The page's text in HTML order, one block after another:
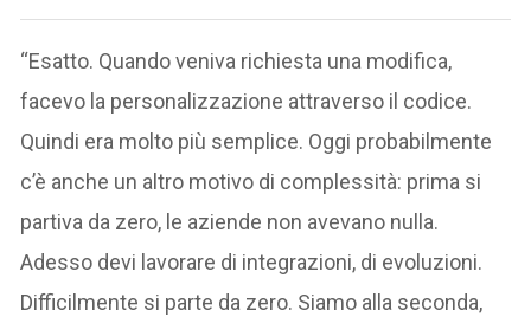
“Esatto. Quando veniva richiesta una modifica,
facevo la personalizzazione attraverso il codice.
Quindi era molto più semplice. Oggi probabilmente
c’è anche un altro motivo di complessità: prima si
partiva da zero, le aziende non avevano nulla.
Adesso devi lavorare di integrazioni, di evoluzioni.
Difficilmente si parte da zero. Siamo alla seconda,